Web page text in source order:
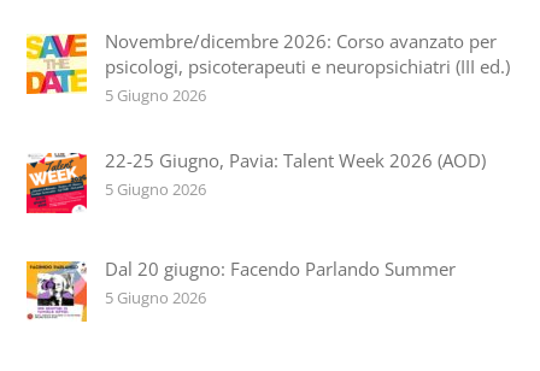
Novembre/dicembre 2026: Corso avanzato per
psicologi, psicoterapeuti e neuropsichiatri (III ed.)
5 Giugno 2026
22-25 Giugno, Pavia: Talent Week 2026 (AOD)
5 Giugno 2026
Dal 20 giugno: Facendo Parlando Summer
5 Giugno 2026